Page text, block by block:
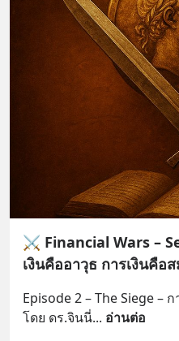
⚔️ Financial Wars –
เงินคืออาวุธ การเงินคือ
Episode 2 – The Siege –
โดย ดร.จินนี่... อ่านต่อ